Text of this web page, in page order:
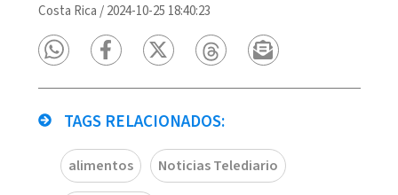
Costa Rica /2024-10-25 18:40:23
TAGS RELACIONADOS:
alimentos Noticias Telediario